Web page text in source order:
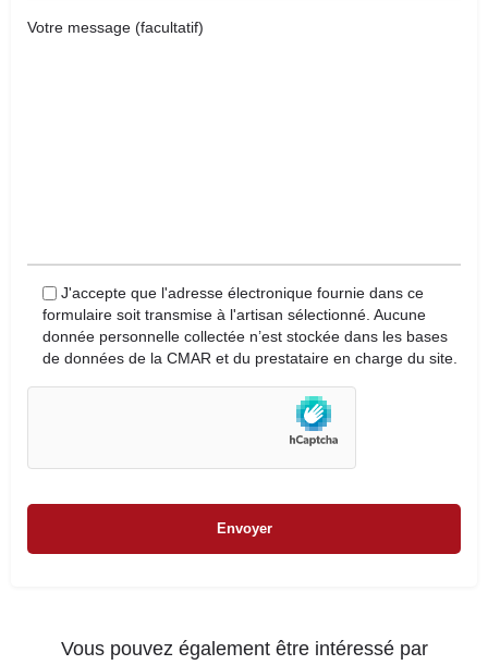
Votre message (facultatif)
J'accepte que l'adresse électronique fournie dans ce
formulaire soit transmise à l'artisan sélectionné. Aucune
donnée personnelle collectée n’est stockée dans les bases
de données de la CMAR et du prestataire en charge du site.
Vous pouvez également être intéressé par